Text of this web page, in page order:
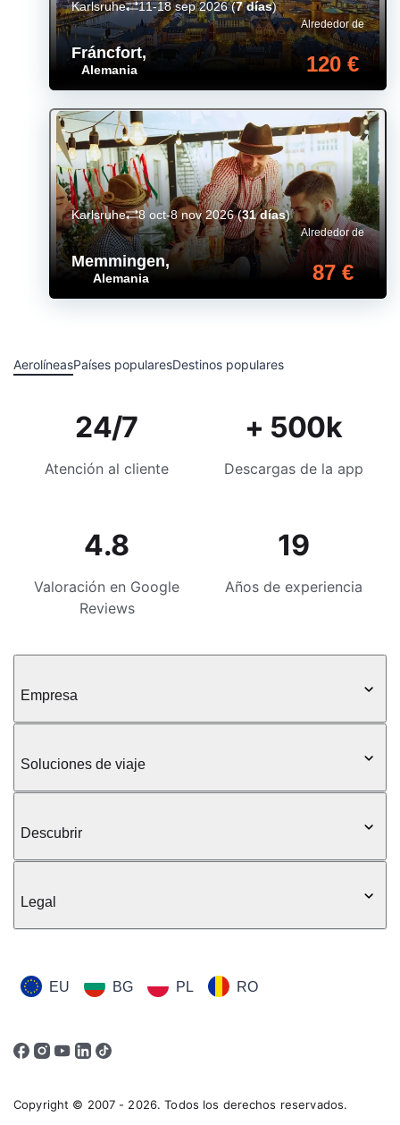
Fráncfort,
Alemania
Alrededor de
120 €
Karlsruhe 11-18 sep 2026(7 días)
Memmingen,
Alemania
Alrededor de
87 €
Karlsruhe 8 oct-8 nov 2026(31 días)
AerolíneasPaíses popularesDestinos populares
24/7
Atención al cliente
+ 500k
Descargas de la app
4.8
Valoración en Google
Reviews
19
Años de experiencia
Empresa
Soluciones de viaje
Descubrir
Legal
EU BG PL RO
Copyright © 2007 - 2026. Todos los derechos reservados.